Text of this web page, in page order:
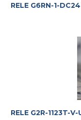
RELE G6RN-1-
RELE G2R-1123T-